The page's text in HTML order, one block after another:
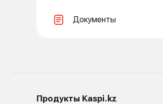
Документы
Продукты Kaspi.kz